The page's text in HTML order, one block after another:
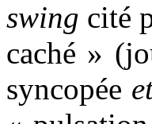
swing cité
caché »
syncopée